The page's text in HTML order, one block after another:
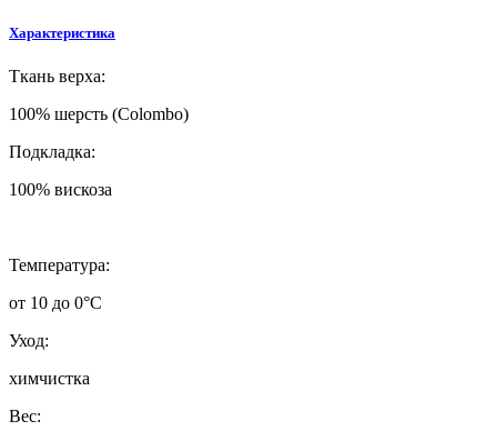
Характеристика
Ткань верха:
100% шерсть (Colombo)
Подкладка:
100% вискоза
Температура:
от 10 до 0°C
Уход:
химчистка
Вес: